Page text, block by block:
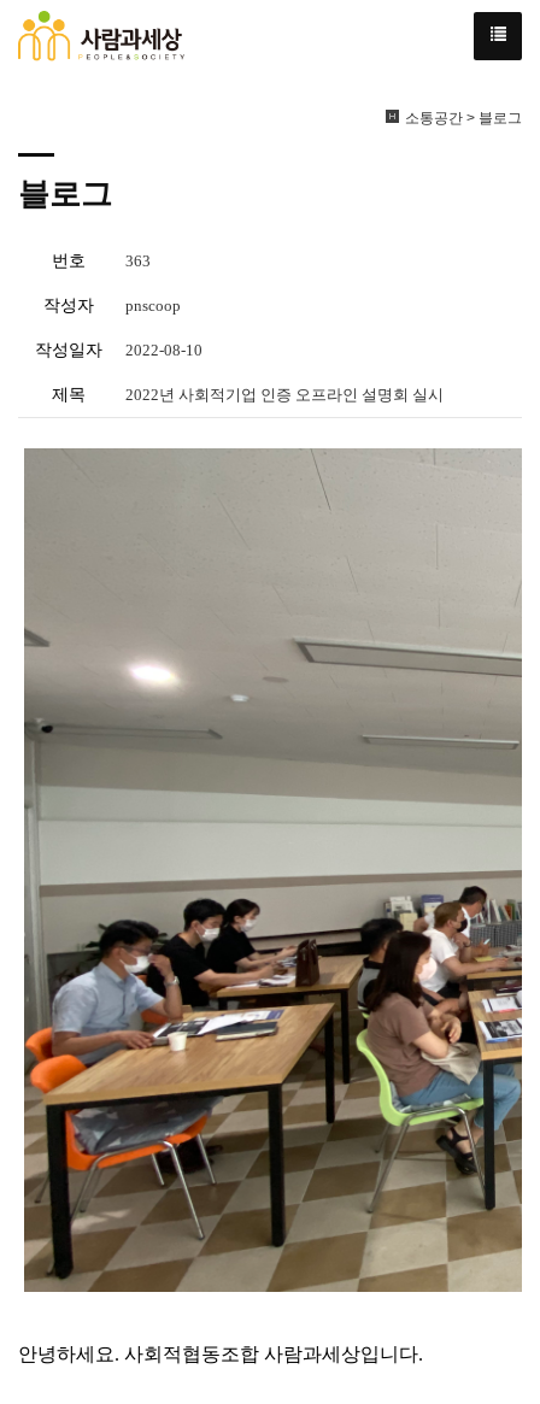
소통공간 > 블로그
블로그
번호 363
작성자 pnscoop
작성일자 2022-08-10
제목 2022년 사회적기업 인증 오프라인 설명회 실시